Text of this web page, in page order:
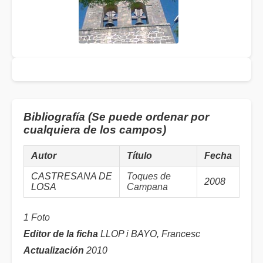
Bibliografía (Se puede ordenar por
cualquiera de los campos)
Autor Título Fecha
CASTRESANA DE
LOSA
Toques de
Campana
2008
1 Foto
Editor de la ficha LLOP i BAYO, Francesc
Actualización 2010